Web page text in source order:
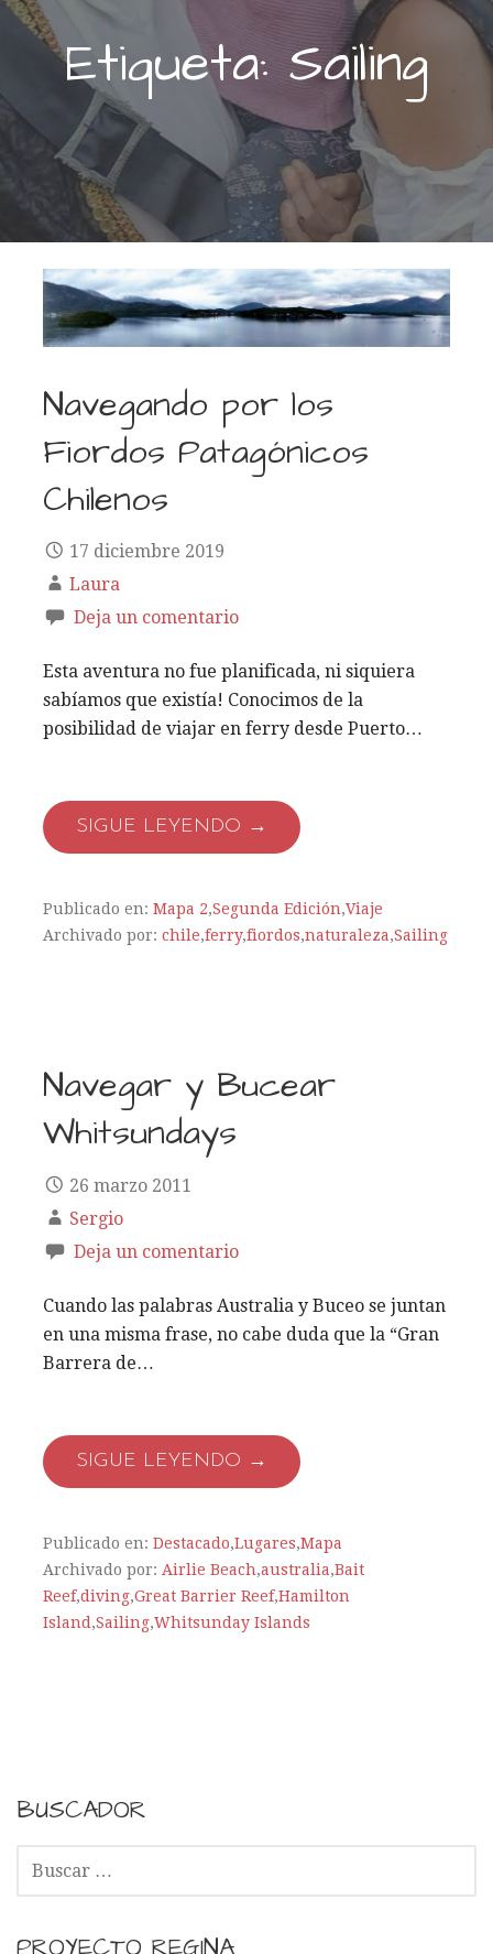
Etiqueta: Sailing
Navegando por los
Fiordos Patagónicos
Chilenos
17 diciembre 2019
Laura
Deja un comentario
Esta aventura no fue planificada, ni siquiera
sabíamos que existía! Conocimos de la
posibilidad de viajar en ferry desde Puerto…
SIGUE LEYENDO →
Publicado en: Mapa 2,Segunda Edición,Viaje
Archivado por: chile,ferry,fiordos,naturaleza,Sailing
Navegar y Bucear
Whitsundays
26 marzo 2011
Sergio
Deja un comentario
Cuando las palabras Australia y Buceo se juntan
en una misma frase, no cabe duda que la “Gran
Barrera de…
SIGUE LEYENDO →
Publicado en: Destacado,Lugares,Mapa
Archivado por: Airlie Beach,australia,Bait
Reef,diving,Great Barrier Reef,Hamilton
Island ,Sailing,Whitsunday Islands
BUSCADOR
C